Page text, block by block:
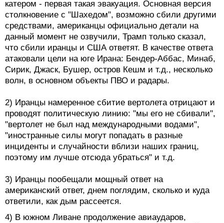
катером - первая такая эвакуация. Основная версия
столкновение с "Шахедом", возможно сбили другими
средствами, американцы официально детали на
данный момент не озвучили, Трамп только сказал,
что сбили иранцы и США ответят. В качестве ответа
атаковали цели на юге Ирана: Бендер-Аббас, Минаб,
Сирик, Джаск, Бушер, остров Кешм и т.д., несколько
волн, в основном объекты ПВО и радары.
2) Иранцы намеренное сбитие вертолета отрицают и
проводят политическую линию: "мы его не сбивали",
"вертолет не был над международными водами",
"иностранные силы могут попадать в разные
инциденты и случайности вблизи наших границ,
поэтому им лучше отсюда убраться" и т.д.
3) Иранцы пообещали мощный ответ на
американский ответ, днем поглядим, сколько и куда
ответили, как дым рассеется.
4) В южном Ливане продолжение авиаударов,